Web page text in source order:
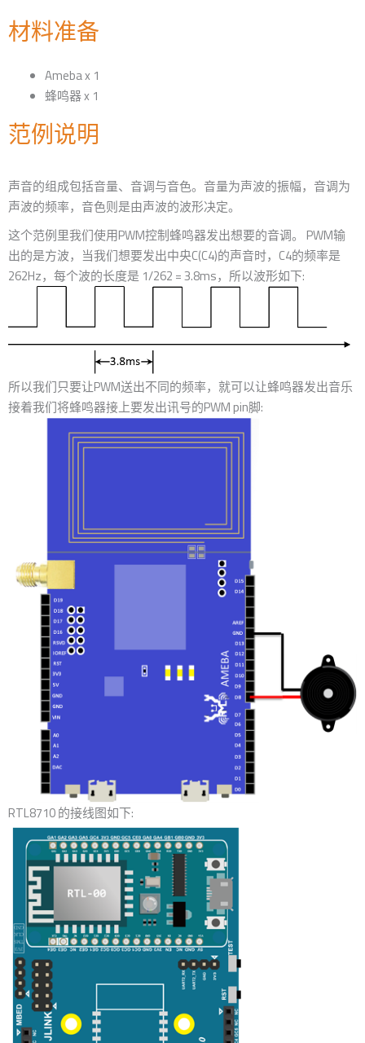
材料准备
Ameba x 1
蜂鸣器 x 1
范例说明
声音的组成包括音量、音调与音色。音量为声波的振幅，音调为
声波的频率，音色则是由声波的波形决定。
这个范例里我们使用PWM控制蜂鸣器发出想要的音调。 PWM输
出的是方波，当我们想要发出中央C(C4)的声音时，C4的频率是
262Hz，每个波的长度是 1/262 = 3.8ms，所以波形如下:
所以我们只要让PWM送出不同的频率，就可以让蜂鸣器发出音乐
接着我们将蜂鸣器接上要发出讯号的PWM pin脚:
RTL8710 的接线图如下: